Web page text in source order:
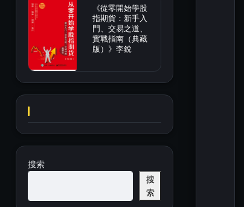
《從零開始學股
指期貨：新手入
門、交易之道、
實戰指南（典藏
版）》李銳
搜索
搜
索